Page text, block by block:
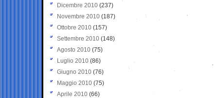
Dicembre 2010 (237)
Novembre 2010 (187)
Ottobre 2010 (157)
Settembre 2010 (148)
Agosto 2010 (75)
Luglio 2010 (86)
Giugno 2010 (76)
Maggio 2010 (75)
Aprile 2010 (66)